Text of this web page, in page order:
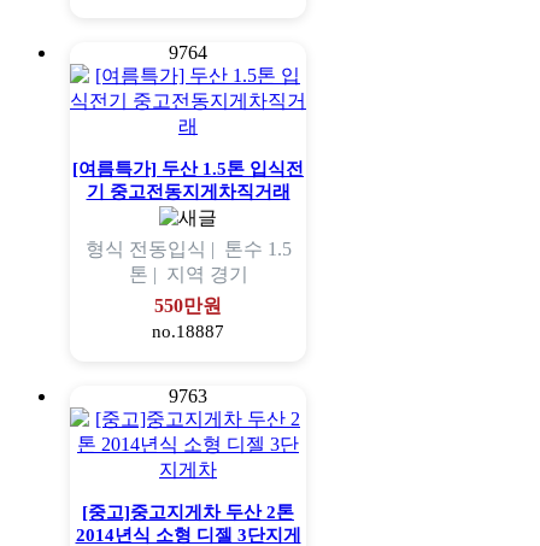
9764
[여름특가] 두산 1.5톤 입식전
기 중고전동지게차직거래
형식 전동입식 | 톤수 1.5
톤 | 지역 경기
550만원
no.18887
9763
[중고]중고지게차 두산 2톤
2014년식 소형 디젤 3단지게